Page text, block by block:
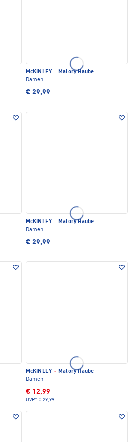
McKINLEY · Malory Haube
Damen
€ 29,99
McKINLEY · Malory Haube
Damen
€ 29,99
McKINLEY · Malory Haube
Damen
€ 12,99
UVP* € 29,99